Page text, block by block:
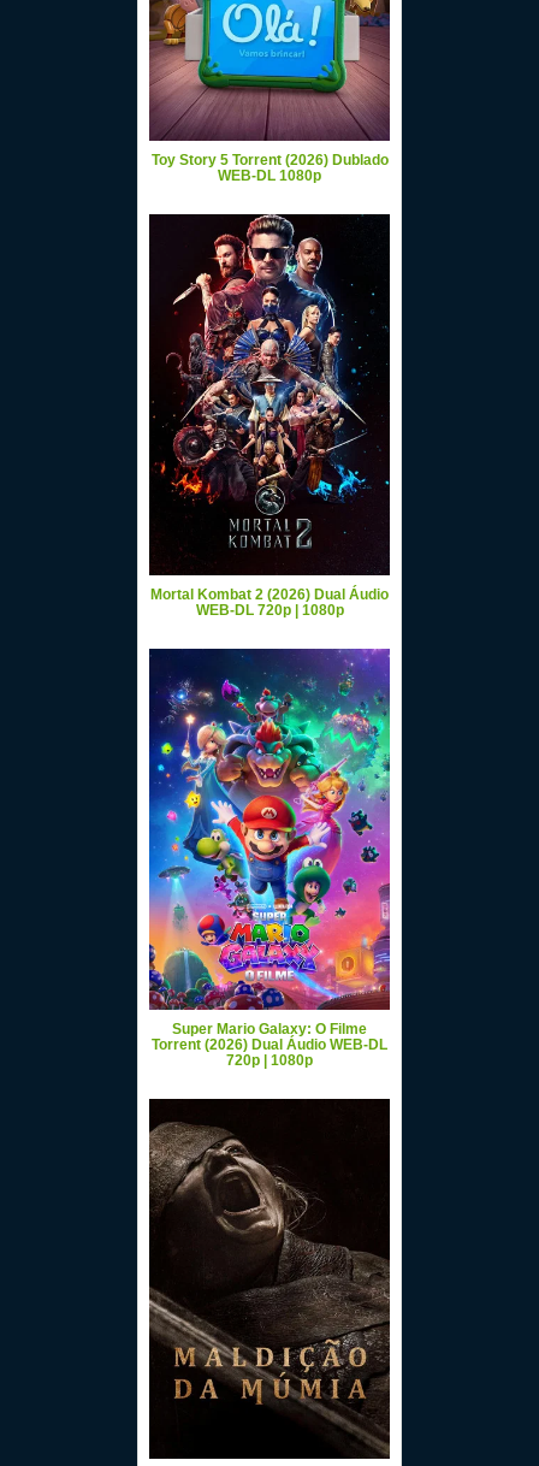
Toy Story 5 Torrent (2026) Dublado
WEB-DL 1080p
Mortal Kombat 2 (2026) Dual Áudio
WEB-DL 720p | 1080p
Super Mario Galaxy: O Filme
Torrent (2026) Dual Áudio WEB-DL
720p | 1080p